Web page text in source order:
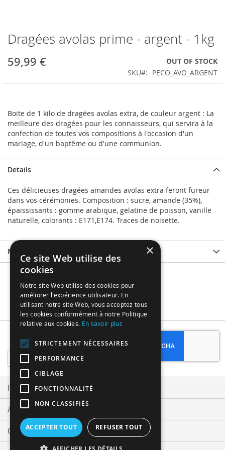
Skip
to
the
beginning
Dragées avolas prime - argent - 1kg
59,99 €
OUT OF STOCK
SKU
PECO_AVO_ARGENT
Boite de 1 kilo de dragées avolas extra, de couleur argent : La
meilleure des dragées pour les connaisseurs, qui servira à la
confection de toutes vos compositions à l'occasion d'un
mariage, d'un baptême ou d'une communion.
Details
Ces délicieuses dragées amandes avolas extra feront fureur
dans vos cérémonies. Composition : sucre, amande (35%),
épaississants : gomme arabique, gelatine de poisson, vanille
naturelle, colorants : E171,E174. Traces de noisette.
More Information
Sign
Up
for
Our
Newsletter:
Subscribe
Privacy and Cookie Policy
Advanced Search
Orders and Returns
×
Ce site Web utilise des
cookies
Notre site Web utilise des cookies pour
améliorer l'expérience utilisateur. En
utilisant notre site Web, vous acceptez tous
les cookies conformément à notre Politique
relative aux cookies. En savoir plus
STRICTEMENT NÉCESSAIRES
PERFORMANCE
CIBLAGE
FONCTIONNALITÉ
NON CLASSIFIÉS
ACCEPTER TOUT REFUSER TOUT